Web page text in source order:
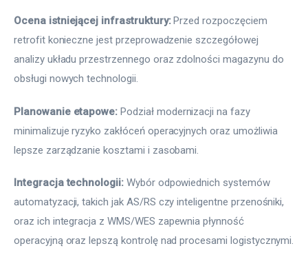
Ocena istniejącej infrastruktury: Przed rozpoczęciem
retrofit konieczne jest przeprowadzenie szczegółowej
analizy układu przestrzennego oraz zdolności magazynu do
obsługi nowych technologii.
Planowanie etapowe: Podział modernizacji na fazy
minimalizuje ryzyko zakłóceń operacyjnych oraz umożliwia
lepsze zarządzanie kosztami i zasobami.
Integracja technologii: Wybór odpowiednich systemów
automatyzacji, takich jak AS/RS czy inteligentne przenośniki,
oraz ich integracja z WMS/WES zapewnia płynność
operacyjną oraz lepszą kontrolę nad procesami logistycznymi.